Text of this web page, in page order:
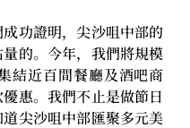
功證明，尖沙咀中部的
的。今年，我們將規模
結近百間餐廳及酒吧商
惠。我們不止是做節日
尖沙咀中部匯聚多元美